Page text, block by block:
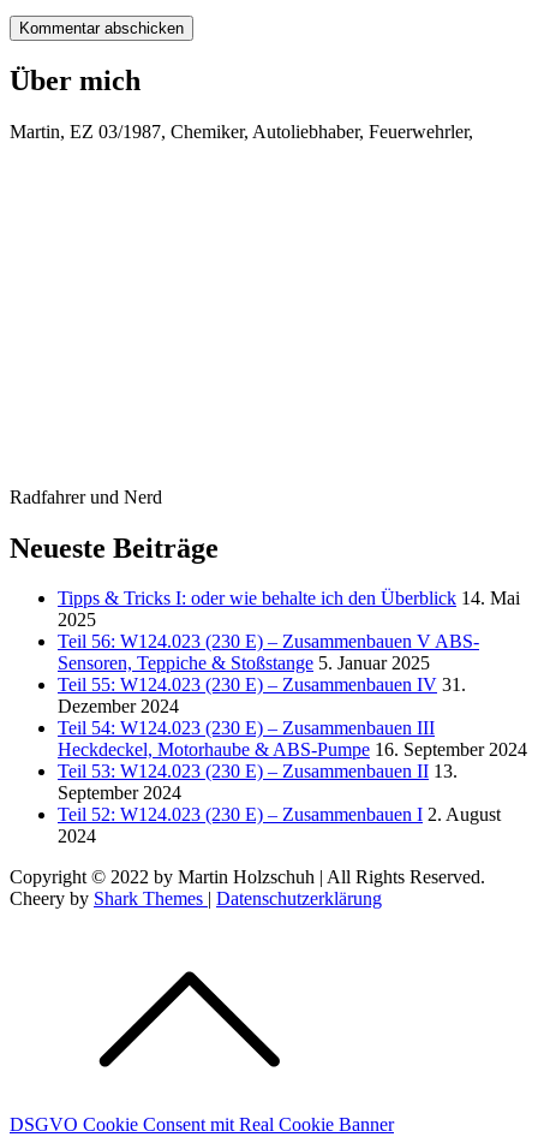
Über mich
Martin, EZ 03/1987, Chemiker, Autoliebhaber, Feuerwehrler,
Radfahrer und Nerd
Neueste Beiträge
Tipps & Tricks I: oder wie behalte ich den Überblick 14. Mai
2025
Teil 56: W124.023 (230 E) – Zusammenbauen V ABS-
Sensoren, Teppiche & Stoßstange 5. Januar 2025
Teil 55: W124.023 (230 E) – Zusammenbauen IV 31.
Dezember 2024
Teil 54: W124.023 (230 E) – Zusammenbauen III
Heckdeckel, Motorhaube & ABS-Pumpe 16. September 2024
Teil 53: W124.023 (230 E) – Zusammenbauen II 13.
September 2024
Teil 52: W124.023 (230 E) – Zusammenbauen I 2. August
2024
Copyright © 2022 by Martin Holzschuh | All Rights Reserved.
Cheery by Shark Themes | Datenschutzerklärung
DSGVO Cookie Consent mit Real Cookie Banner